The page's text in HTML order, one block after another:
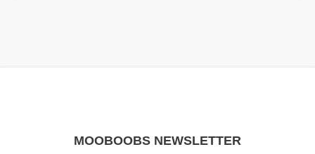
MOOBOOBS NEWSLETTER